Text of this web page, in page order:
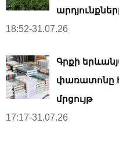
18:52-31.07.26
Գրքի
փառատոնը
մրցույթ
17:17-31.07.26